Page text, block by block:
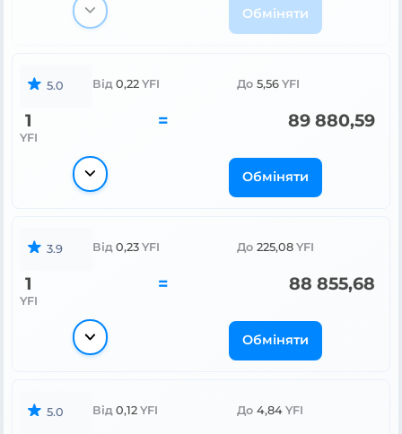
Обміняти
5.0 Від 0,22 YFI До 5,56 YFI
1
YFI
= 89 880,59
Обміняти
3.9 Від 0,23 YFI До 225,08 YFI
1
YFI
= 88 855,68
Обміняти
5.0 Від 0,12 YFI До 4,84 YFI